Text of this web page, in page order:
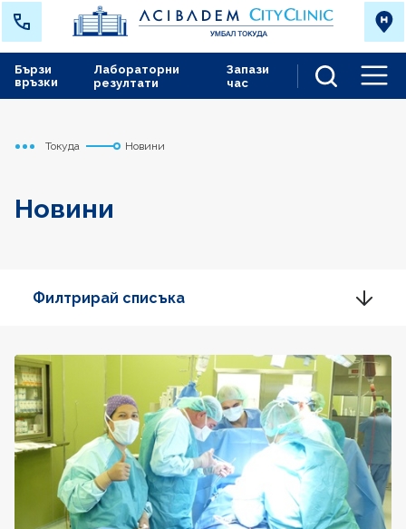
Лабораторни
резултати
Запази
час
Бързи
връзки
Начало
Токуда Новини
Новини
Филтрирай списъка